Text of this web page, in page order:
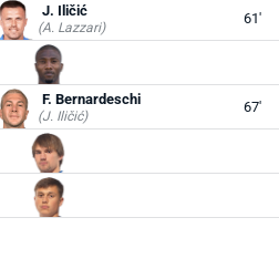
J. Iličić
(A. Lazzari)
61'
F. Bernardeschi
(J. Iličić)
67'